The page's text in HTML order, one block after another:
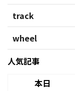
track
wheel
人気記事
本日